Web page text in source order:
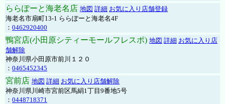
ららぽーと海老名店 地図 詳細 お気に入り店舗登録
海老名市扇町13-1 ららぽーと海老名4F
： 0462920400
鴨宮店(小田原シティーモールフレスポ) 地図 詳細 お気に入り店
舗解除
神奈川県小田原市前川１２０
： 0465452345
宮前店 地図 詳細 お気に入り店舗解除
神奈川県川崎市宮前区馬絹1丁目9番地5号
： 0448718371